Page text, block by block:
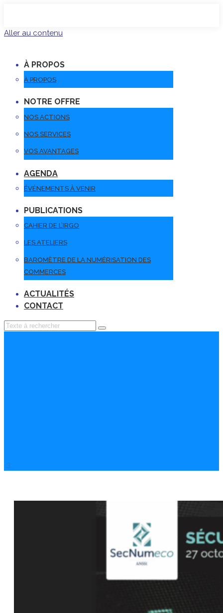
Aller au contenu
À PROPOS
À PROPOS
NOTRE OFFRE
NOS ACTIONS
NOS SERVICES
VOS AVANTAGES
AGENDA
ÉVÉNEMENTS À VENIR
PUBLICATIONS
CAHIER DE L’IRGO
LES ATELIERS
BAROMÈTRE DE LA NUMÉRISATION DES
COMMERCES
ACTUALITÉS
CONTACT